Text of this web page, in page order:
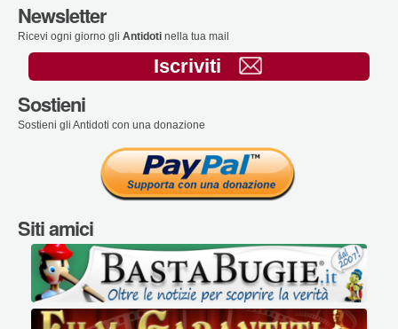
Newsletter
Ricevi ogni giorno gli Antidoti nella tua mail
Iscriviti
Sostieni
Sostieni gli Antidoti con una donazione
Siti amici